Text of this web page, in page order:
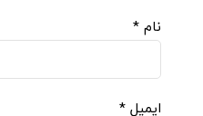
نام *
ایمیل *